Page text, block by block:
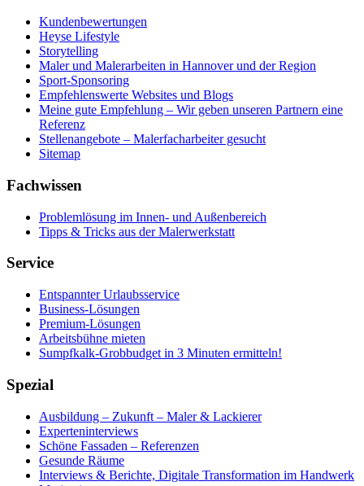
Kundenbewertungen
Heyse Lifestyle
Storytelling
Maler und Malerarbeiten in Hannover und der Region
Sport-Sponsoring
Empfehlenswerte Websites und Blogs
Meine gute Empfehlung – Wir geben unseren Partnern eine
Referenz
Stellenangebote – Malerfacharbeiter gesucht
Sitemap
Fachwissen
Problemlösung im Innen- und Außenbereich
Tipps & Tricks aus der Malerwerkstatt
Service
Entspannter Urlaubsservice
Business-Lösungen
Premium-Lösungen
Arbeitsbühne mieten
Sumpfkalk-Grobbudget in 3 Minuten ermitteln!
Spezial
Ausbildung – Zukunft – Maler & Lackierer
Experteninterviews
Schöne Fassaden – Referenzen
Gesunde Räume
Interviews & Berichte, Digitale Transformation im Handwerk